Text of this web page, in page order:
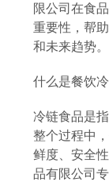
限公司在食
重要性，帮
和未来趋势。
什么是餐饮
冷链食品是
整个过程中
鲜度、安全
品有限公司